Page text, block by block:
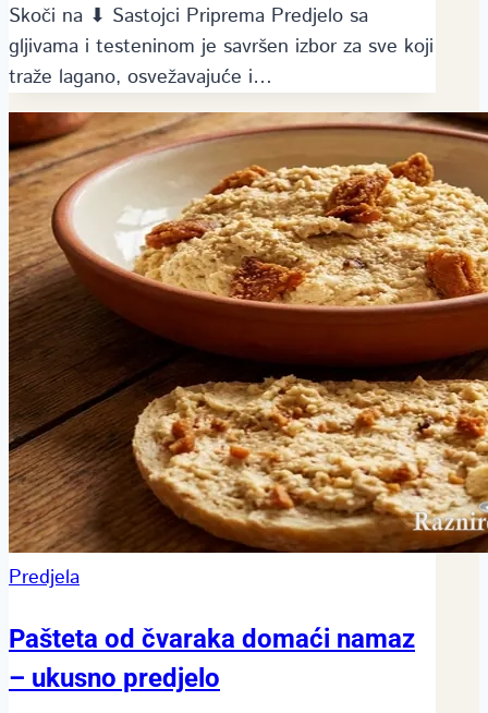
Skoči na ⬇ Sastojci Priprema Predjelo sa
gljivama i testeninom je savršen izbor za sve koji
traže lagano, osvežavajuće i…
Predjela
Pašteta od čvaraka domaći namaz
– ukusno predjelo